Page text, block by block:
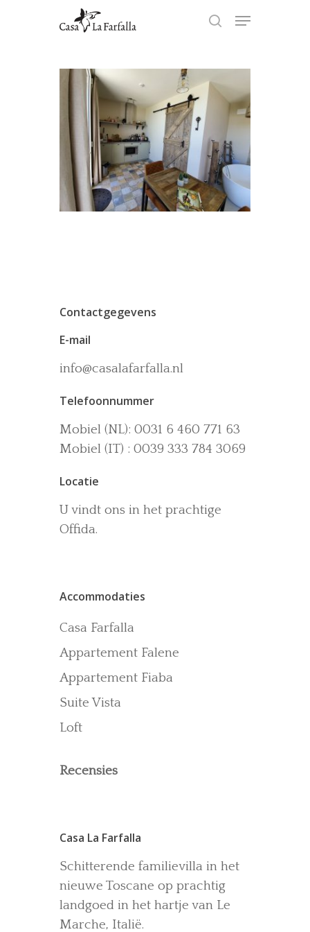
Hit enter to search or ESC to
close
Contactgegevens
E-mail
info@casalafarfalla.nl
Telefoonnummer
Mobiel (NL): 0031 6 460 771 63
Mobiel (IT) : 0039 333 784 3069
Locatie
U vindt ons in het prachtige
Offida.
Accommodaties
Casa Farfalla
Appartement Falene
Appartement Fiaba
Suite Vista
Loft
Recensies
Casa La Farfalla
Schitterende familievilla in het
nieuwe Toscane op prachtig
landgoed in het hartje van Le
Marche, Italië.
Wijn-en Olijfgaard
Accommodaties